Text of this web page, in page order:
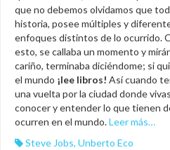
que no debemos olvidamos que
historia, posee múltiples y
enfoques distintos de lo ocurrido.
esto, se callaba un momento y
cariño, terminaba diciéndome; si
el mundo ¡lee libros! Así cuando
una vuelta por la ciudad donde
conocer y entender lo que tienen
ocurren en el mundo.Leer más…
Steve Jobs, Unberto Eco